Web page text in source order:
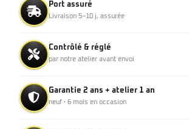
Port assuré
Livraison 5–10 j, assurée
Contrôlé & réglé
par notre atelier avant envoi
Garantie 2 ans + atelier 1 an
neuf · 6 mois en occasion